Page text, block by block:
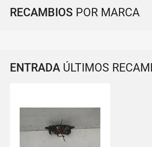
RECAMBIOS POR MARCA
ENTRADA ÚLTIMOS